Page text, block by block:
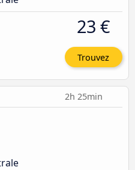
23 €
Trouvez
2h 25min